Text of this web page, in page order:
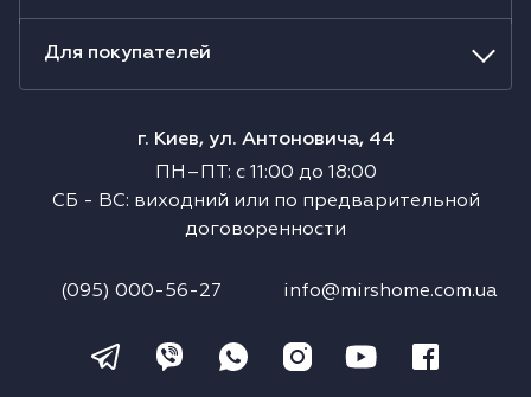
Для покупателей
г. Киев, ул. Антоновича, 44
ПН–ПТ : с11:00 до 18:00
СБ - ВС: виходний или по предварительной
договоренности
info@mirshome.com.ua
(095) 000-56-27